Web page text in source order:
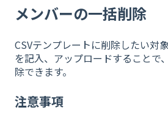
メンバーの一括削除
CSVテンプレートに削除したい対
を記入、アップロードすることで
除できます。
注意事項